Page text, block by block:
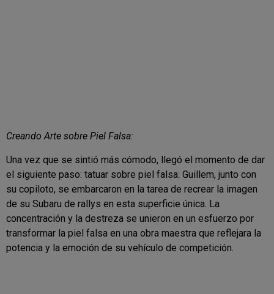
Creando Arte sobre Piel Falsa:
Una vez que se sintió más cómodo, llegó el momento de dar
el siguiente paso: tatuar sobre piel falsa. Guillem, junto con
su copiloto, se embarcaron en la tarea de recrear la imagen
de su Subaru de rallys en esta superficie única. La
concentración y la destreza se unieron en un esfuerzo por
transformar la piel falsa en una obra maestra que reflejara la
potencia y la emoción de su vehículo de competición.